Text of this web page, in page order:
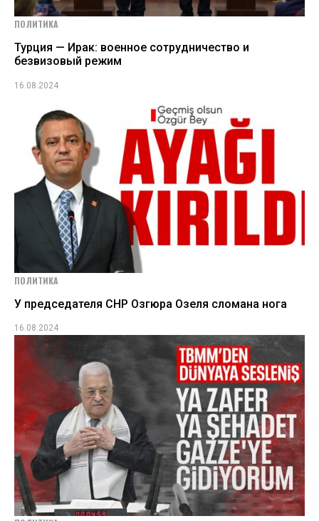
ПОЛИТИКА
Турция — Ирак: военное сотрудничество и
безвизовый режим
16.08.2024
ПОЛИТИКА
У председателя СНР Озгюра Озеля сломана нога
16.08.2024